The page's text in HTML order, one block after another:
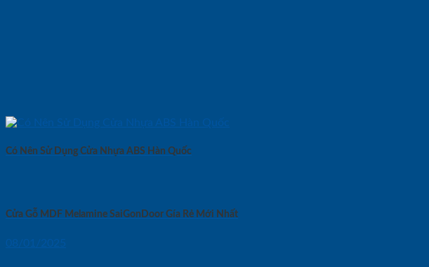
Có Nên Sử Dụng Cửa Nhựa ABS Hàn Quốc
Cửa Gỗ MDF Melamine SaiGonDoor Gía Rẻ Mới Nhất
08/01/2025